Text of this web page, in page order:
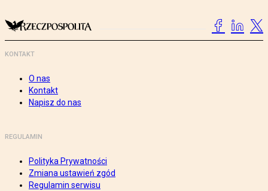
KONTAKT
O nas
Kontakt
Napisz do nas
REGULAMIN
Polityka Prywatności
Zmiana ustawień zgód
Regulamin serwisu